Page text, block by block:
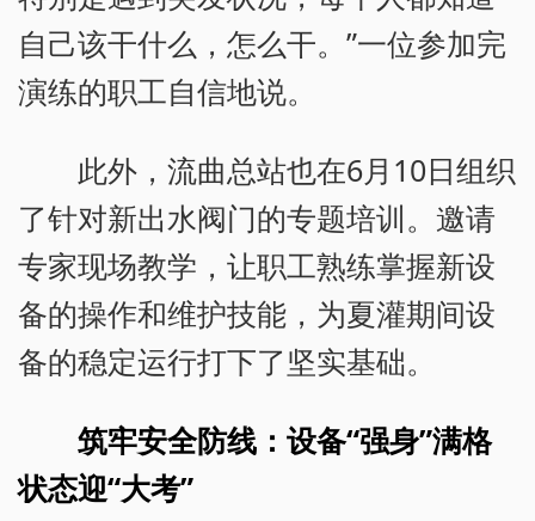
自己该干什么，怎么干。”一位参加完
演练的职工自信地说。
此外，流曲总站也在6月10日组织
了针对新出水阀门的专题培训。邀请
专家现场教学，让职工熟练掌握新设
备的操作和维护技能，为夏灌期间设
备的稳定运行打下了坚实基础。
筑牢安全防线：设备“强身”满格
状态迎“大考”